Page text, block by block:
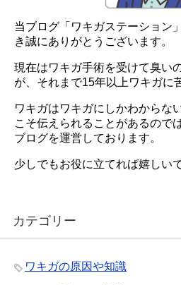
当ブログ「ワキガステーション
き誠にありがとうございます。
現在はワキガ手術を受けて臭い
が、それまで15年以上ワキガに
ワキガはワキガにしかわからな
こそ伝えられることがあるので
ブログを運営しております。
少しでもお役に立てれば嬉しいで
カテゴリー
ワキガの原因や知識